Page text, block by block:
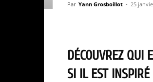
Par Yann Grosboillot - 25
DÉCOUVREZ QUI
SI IL EST